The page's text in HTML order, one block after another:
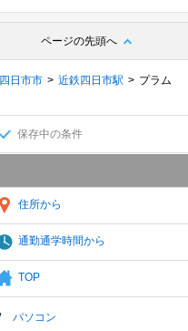
ページの先頭へ
四日市市 近鉄四日市駅
プラム
保存中の条件
住所から
通勤通学時間から
TOP
パソコン